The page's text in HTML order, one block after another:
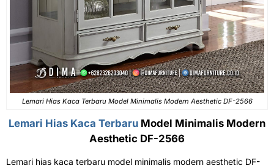
Lemari Hias Kaca Terbaru Model Minimalis Modern Aesthetic DF-2566
Lemari Hias Kaca Terbaru Model Minimalis Modern
Aesthetic DF-2566
Lemari hias kaca terbaru model minimalis modern aesthetic DF-